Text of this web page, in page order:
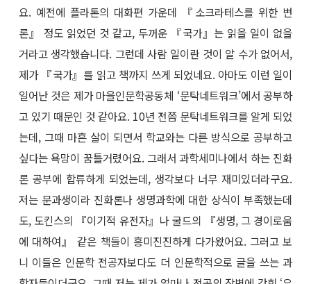
요. 예전에 플라톤의 대화편 가운데 『소크라테스를 위한 변
론』 정도 읽었던 것 같고, 두꺼운 『국가』는 읽을 일이 없을
거라고 생각했습니다. 그런데 사람 일이란 것이 알 수가 없어서,
제가 『국가』를 읽고 책까지 쓰게 되었네요. 아마도 이런 일이
일어난 것은 제가 마을인문학공동체 ‘문탁네트워크’에서 공부하
고 있기 때문인 것 같아요. 10년 전쯤 문탁네트워크를 알게 되었
는데, 그때 마흔 살이 되면서 학교와는 다른 방식으로 공부하고
싶다는 욕망이 꿈틀거렸어요. 그래서 과학세미나에서 하는 진화
론 공부에 합류하게 되었는데, 생각보다 너무 재미있더라구요.
저는 문과생이라 진화론나 생명과학에 대한 상식이 부족했는데
도, 도킨스의 『이기적 유전자』나 굴드의 『생명, 그 경이로움
에 대하여』 같은 책들이 흥미진진하게 다가왔어요. 그러고 보
니 이들은 인문학 전공자보다도 더 인문학적으로 글을 쓰는 과